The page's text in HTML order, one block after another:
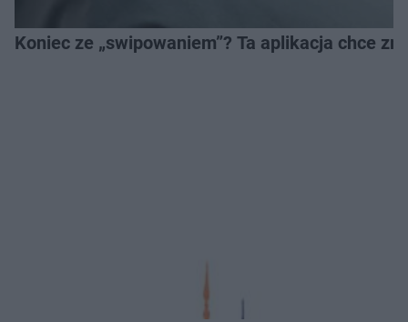
Koniec ze „swipowaniem”? Ta aplikacja chce